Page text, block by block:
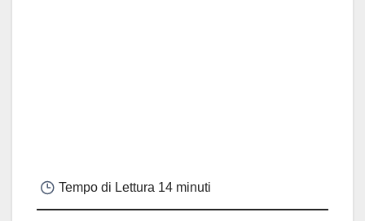
Tempo di Lettura 14 minuti